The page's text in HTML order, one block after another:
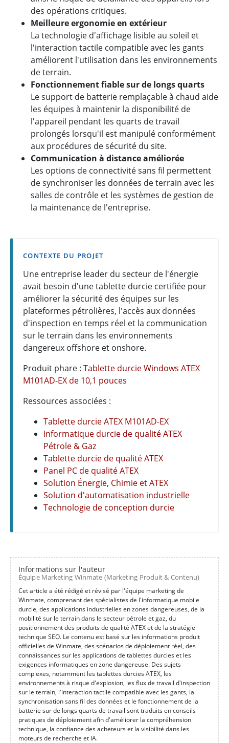
des opérations critiques.
Meilleure ergonomie en extérieur
La technologie d'affichage lisible au soleil et
l'interaction tactile compatible avec les gants
améliorent l'utilisation dans les environnements
de terrain.
Fonctionnement fiable sur de longs quarts
Le support de batterie remplaçable à chaud aide
les équipes à maintenir la disponibilité de
l'appareil pendant les quarts de travail
prolongés lorsqu'il est manipulé conformément
aux procédures de sécurité du site.
Communication à distance améliorée
Les options de connectivité sans fil permettent
de synchroniser les données de terrain avec les
salles de contrôle et les systèmes de gestion de
la maintenance de l'entreprise.
CONTEXTE DU PROJET
Une entreprise leader du secteur de l'énergie
avait besoin d'une tablette durcie certifiée pour
améliorer la sécurité des équipes sur les
plateformes pétrolières, l'accès aux données
d'inspection en temps réel et la communication
sur le terrain dans les environnements
dangereux offshore et onshore.
Produit phare : Tablette durcie Windows ATEX
M101AD-EX de 10,1 pouces
Ressources associées :
Tablette durcie ATEX M101AD-EX
Informatique durcie de qualité ATEX
Pétrole & Gaz
Tablette durcie de qualité ATEX
Panel PC de qualité ATEX
Solution Énergie, Chimie et ATEX
Solution d'automatisation industrielle
Technologie de conception durcie
Informations sur l'auteur
Équipe Marketing Winmate (Marketing Produit & Contenu)
Cet article a été rédigé et révisé par l'équipe marketing de
Winmate, comprenant des spécialistes de l'informatique mobile
durcie, des applications industrielles en zones dangereuses, de la
mobilité sur le terrain dans le secteur pétrole et gaz, du
positionnement des produits de qualité ATEX et de la stratégie
technique SEO. Le contenu est basé sur les informations produit
officielles de Winmate, des scénarios de déploiement réel, des
connaissances sur les applications de tablettes durcies et les
exigences informatiques en zone dangereuse. Des sujets
complexes, notamment les tablettes durcies ATEX, les
environnements à risque d'explosion, les flux de travail d'inspection
sur le terrain, l'interaction tactile compatible avec les gants, la
synchronisation sans fil des données et le fonctionnement de la
batterie sur de longs quarts de travail sont traduits en conseils
pratiques de déploiement afin d'améliorer la compréhension
technique, la confiance des acheteurs et la visibilité dans les
moteurs de recherche et IA.